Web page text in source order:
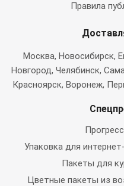
Правила
Москва, Новосибирск,
Новгород, Челябинск,
Красноярск, Воронеж,
Упаковка для
Пакеты для
Цветные пакеты из